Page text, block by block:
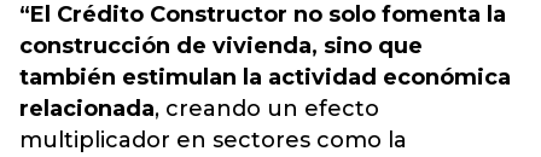
“El Crédito Constructor no solo fomenta la
construcción de vivienda, sino que
también estimulan la actividad económica
relacionada, creando un efecto
multiplicador en sectores como la